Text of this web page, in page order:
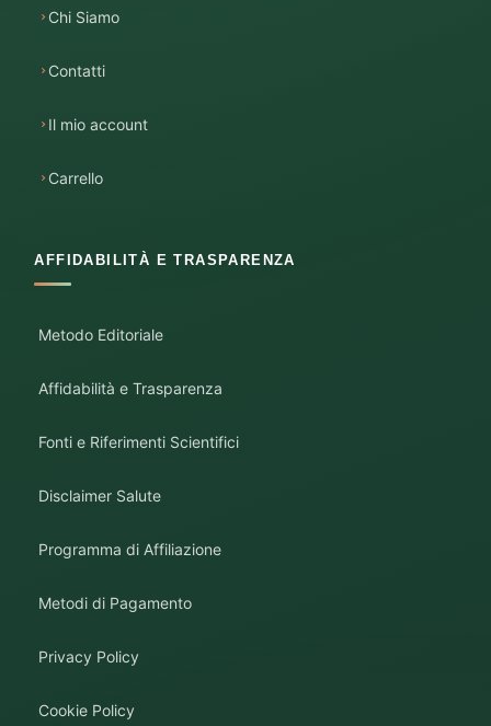
Chi Siamo
Contatti
Il mio account
Carrello
AFFIDABILITÀ E TRASPARENZA
Metodo Editoriale
Affidabilità e Trasparenza
Fonti e Riferimenti Scientifici
Disclaimer Salute
Programma di Affiliazione
Metodi di Pagamento
Privacy Policy
Cookie Policy